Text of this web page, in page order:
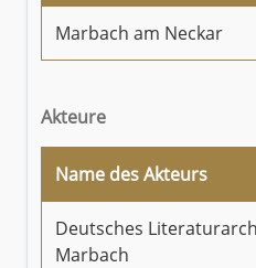
Marbach am Neckar
Akteure
Name des Akteurs
Deutsches
Marbach